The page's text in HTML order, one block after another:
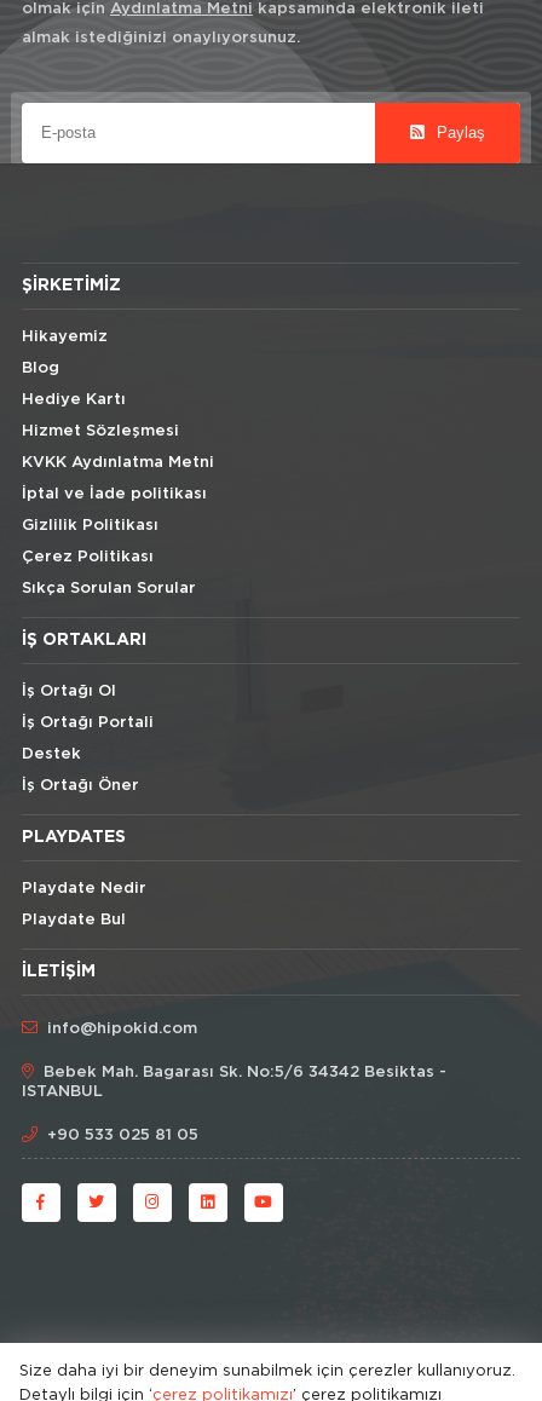
olmak için Aydınlatma Metni kapsamında elektronik ileti
almak istediğinizi onaylıyorsunuz.
Paylaş
ŞIRKETIMIZ
Hikayemiz
Blog
Hediye Kartı
Hizmet Sözleşmesi
KVKK Aydınlatma Metni
İptal ve İade politikası
Gizlilik Politikası
Çerez Politikası
Sıkça Sorulan Sorular
İŞ ORTAKLARI
İş Ortağı Ol
İş Ortağı Portali
Destek
İş Ortağı Öner
PLAYDATES
Playdate Nedir
Playdate Bul
İLETIŞIM
info@hipokid.com
Bebek Mah. Bagarası Sk. No:5/6 34342 Besiktas -
ISTANBUL
+90 533 025 81 05
© HipoKid 2026 . All rights reserved.
Size daha iyi bir deneyim sunabilmek için çerezler kullanıyoruz.
Detaylı bilgi için ‘çerez politikamızı’ çerez politikamızı